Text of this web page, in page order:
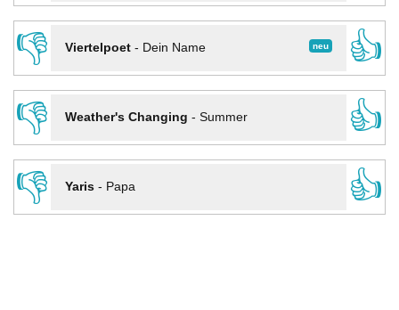
👎
neu
Viertelpoet- Dein Name
👍
👎
Weather's Changing - Summer
👍
👎
Yaris- Papa 👍